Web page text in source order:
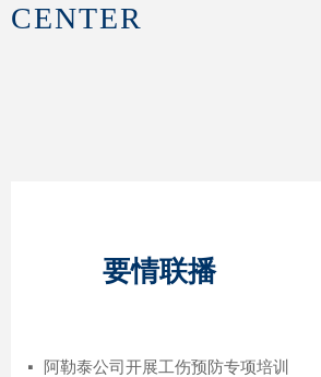
要情联播
넷 阿勒泰公司开展工伤预防专项培训
CENTER